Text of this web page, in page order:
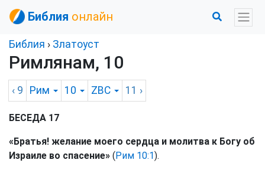
Библия онлайн
Библия › Златоуст
Римлянам, 10
‹ 9 Рим 10 ZBC 11 ›
БЕСЕДА 17
«Братья! желание моего сердца и молитва к Богу об
Израиле во спасение» (Рим 10:1).